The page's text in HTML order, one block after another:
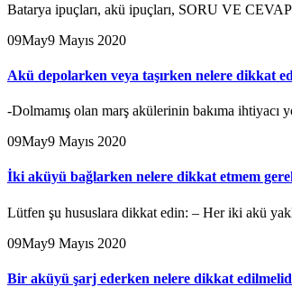
Batarya ipuçları, akü ipuçları, SORU VE CEVAP
09May9 Mayıs 2020
Akü depolarken veya taşırken nelere dikkat
-Dolmamış olan marş akülerinin bakıma
09May9 Mayıs 2020
İki aküyü bağlarken nelere dikkat etmem
Lütfen şu hususlara dikkat edin: – Her iki akü
09May9 Mayıs 2020
Bir aküyü şarj ederken nelere dikkat